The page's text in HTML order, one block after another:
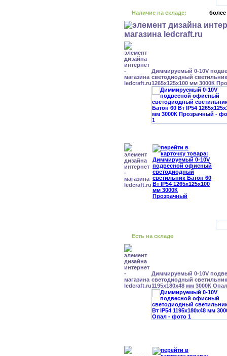
Наличие на складе: более
Диммируемый 0-10V
светодиодный
1265x125x100 мм 3000К
Есть на складе
Диммируемый 0-10V
светодиодный
1195x180x48 мм 3000К Опал